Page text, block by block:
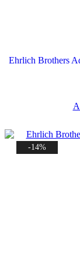
Ehrlich Brothers
-14%